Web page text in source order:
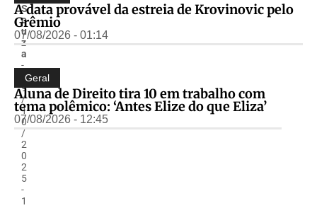
S
o
u
z
a
-
2
9
/
1
0
/
2
0
2
5
-
1
A data provável da estreia de Krovinovic pelo
Grêmio
07/08/2026 - 01:14
Geral
Aluna de Direito tira 10 em trabalho com
tema polêmico: ‘Antes Elize do que Eliza’
07/08/2026 - 12:45